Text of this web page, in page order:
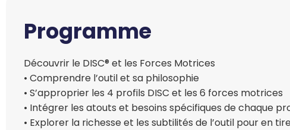
Programme
Découvrir le DISC® et les Forces Motrices
• Comprendre l’outil et sa philosophie
• S’approprier les 4 profils DISC et les 6 forces motrices
• Intégrer les atouts et besoins spécifiques de chaque
• Explorer la richesse et les subtilités de l’outil pour en